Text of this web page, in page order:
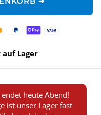
auf Lager
heute Abend!
ist unser Lager fast